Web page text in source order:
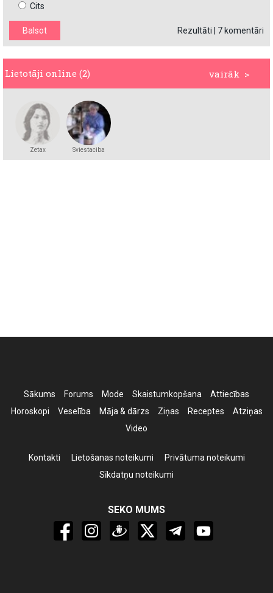
Cits
Rezultāti | 7 komentāri
vairāk >
Lietotāji online (2)
Zetax Sviestaciba
Sākums Forums Mode Skaistumkopšana
Attiecības
Horoskopi
Veselība Māja & dārzs Ziņas Receptes
Atziņas
Video
Kontakti Lietošanas noteikumi
Privātuma noteikumi
Sīkdatņu noteikumi
SEKO MUMS